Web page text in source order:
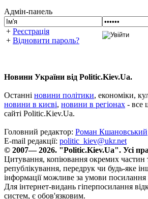
Адмін-панель
+ Реєстрація
+ Відновити пароль?
Новини України від Politic.Kiev.Ua.
Останні новини політики, економіки,
новини в києві, новини в регіонах - все
сайті Politic.Kiev.Ua.
Головний редактор: Роман Кшановський
E-mail редакції: politic_kiev@ukr.net
© 2007— 2026. "Politic.Kiev.Ua". Усі
Цитування, копіювання окремих частин
републікування, передрук чи будь-яке
інформації можливе за умови
Для інтернет-видань гіперпосилання
систем, є обов'язковим.